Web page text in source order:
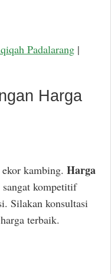
Padalarang |
Harga
kambing. Harga
kompetitif
Silakan konsultasi
terbaik.